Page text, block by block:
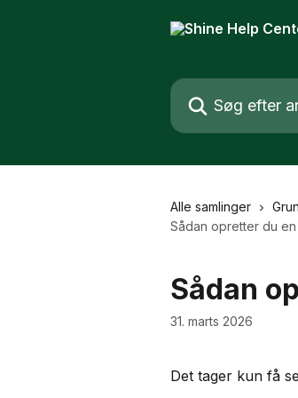
Søg efter artikler...
Alle samlinger
Sådan opretter du
Sådan
31. marts 2026
Det tager kun få